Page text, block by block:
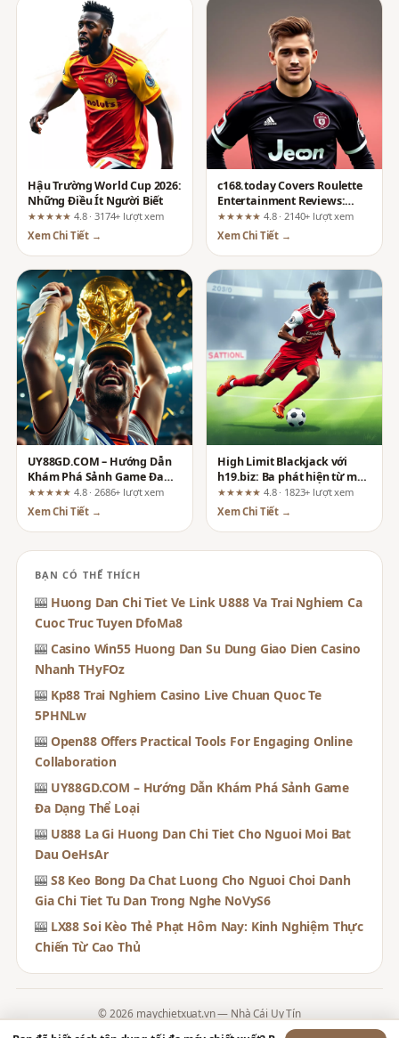
Hậu Trường World Cup 2026:
Những Điều Ít Người Biết
★★★★★4.8 · 3174+ lượt xem
Xem Chi Tiết →
c168.today Covers Roulette
Entertainment Reviews:
What the Marketing Claims
Actually Mean for Players
★★★★★4.8 · 2140+ lượt xem
Xem Chi Tiết →
UY88GD.COM – Hướng Dẫn
Khám Phá Sảnh Game Đa
Dạng Thể Loại
★★★★★4.8 · 2686+ lượt xem
Xem Chi Tiết →
High Limit Blackjack với
h19.biz: Ba phát hiện từ một
người dùng lâu năm
★★★★★4.8 · 1823+ lượt xem
Xem Chi Tiết →
BẠN CÓ THỂ THÍCH
🎰 Huong Dan Chi Tiet Ve Link U888 Va Trai Nghiem Ca
Cuoc Truc Tuyen DfoMa8
🎰 Casino Win55 Huong Dan Su Dung Giao Dien Casino
Nhanh THyFOz
🎰 Kp88 Trai Nghiem Casino Live Chuan Quoc Te
5PHNLw
🎰 Open88 Offers Practical Tools For Engaging Online
Collaboration
🎰 UY88GD.COM – Hướng Dẫn Khám Phá Sảnh Game
Đa Dạng Thể Loại
🎰 U888 La Gi Huong Dan Chi Tiet Cho Nguoi Moi Bat
Dau OeHsAr
🎰 S8 Keo Bong Da Chat Luong Cho Nguoi Choi Danh
Gia Chi Tiet Tu Dan Trong Nghe NoVyS6
🎰 LX88 Soi Kèo Thẻ Phạt Hôm Nay: Kinh Nghiệm Thực
Chiến Từ Cao Thủ
© 2026 maychietxuat.vn — Nhà Cái Uy Tín
Contact·Chính Sách Giao Dịch·Chính Sách Hoàn Trả· Chính Sách Bảo Mật ·